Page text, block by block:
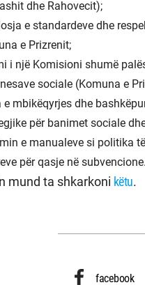
dhe Rahovecit);
e standardeve dhe
e Prizrenit;
i një Komisioni shumë
sociale (Komuna e
e mbikëqyrjes dhe
për banimet sociale
e manualeve si politika
për qasje në subvencione.
mund ta shkarkoni këtu.
facebook